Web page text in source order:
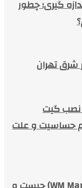
گیری؛ چطور
تهران
نصب گیت
حساسیت و علت